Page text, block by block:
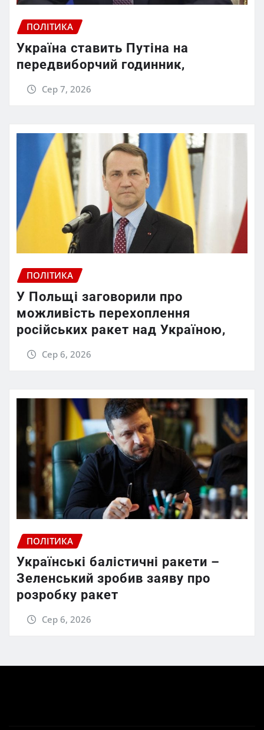
ПОЛІТИКА
Україна ставить Путіна на
передвиборчий годинник,
Сер 7, 2026
ПОЛІТИКА
У Польщі заговорили про
можливість перехоплення
російських ракет над Україною,
Сер 6, 2026
ПОЛІТИКА
Українські балістичні ракети –
Зеленський зробив заяву про
розробку ракет
Сер 6, 2026